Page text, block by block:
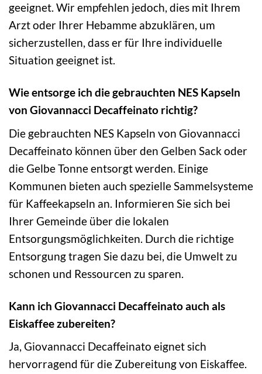
geeignet. Wir empfehlen jedoch, dies mit Ihrem
Arzt oder Ihrer Hebamme abzuklären, um
sicherzustellen, dass er für Ihre individuelle
Situation geeignet ist.
Wie entsorge ich die gebrauchten NES Kapseln
von Giovannacci Decaffeinato richtig?
Die gebrauchten NES Kapseln von Giovannacci
Decaffeinato können über den Gelben Sack oder
die Gelbe Tonne entsorgt werden. Einige
Kommunen bieten auch spezielle Sammelsysteme
für Kaffeekapseln an. Informieren Sie sich bei
Ihrer Gemeinde über die lokalen
Entsorgungsmöglichkeiten. Durch die richtige
Entsorgung tragen Sie dazu bei, die Umwelt zu
schonen und Ressourcen zu sparen.
Kann ich Giovannacci Decaffeinato auch als
Eiskaffee zubereiten?
Ja, Giovannacci Decaffeinato eignet sich
hervorragend für die Zubereitung von Eiskaffee.